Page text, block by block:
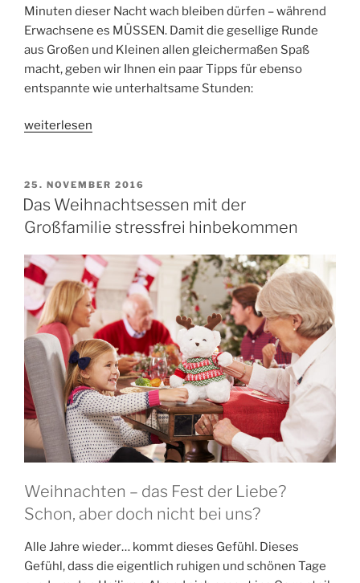
Minuten dieser Nacht wach bleiben dürfen – während
Erwachsene es MÜSSEN. Damit die gesellige Runde
aus Großen und Kleinen allen gleichermaßen Spaß
macht, geben wir Ihnen ein paar Tipps für ebenso
entspannte wie unterhaltsame Stunden:
„Mit
Erwachsenen
zusammen
Silvester
weiterlesen
VERÖFFENTLICHT
AM
25. NOVEMBER 2016
Das Weihnachtsessen mit der
Großfamilie stressfrei hinbekommen
Weihnachten – das Fest der Liebe?
Schon, aber doch nicht bei uns?
Alle Jahre wieder… kommt dieses Gefühl. Dieses
Gefühl, dass die eigentlich ruhigen und schönen Tage